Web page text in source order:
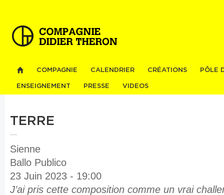
COMPAGNIE CALENDRIER CRÉATIONS PÔLE
ENSEIGNEMENT PRESSE VIDEOS
TERRE
Sienne
Ballo Publico
23 Juin 2023 - 19:00
J’ai pris cette composition comme un vrai